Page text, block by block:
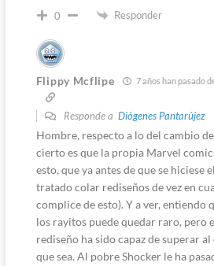
0 Responder
Flippy Mcflipe 7 años han pasado
Responde a Diógenes Pantarújez
Hombre, respecto a lo del cambio
cierto es que la propia Marvel
esto, que ya antes de que se hiciese
tratado colar rediseños de vez en
complice de esto). Y a ver, entiendo
los rayitos puede quedar raro, pero
rediseño ha sido capaz de superar
que sea. Al pobre Shocker le ha